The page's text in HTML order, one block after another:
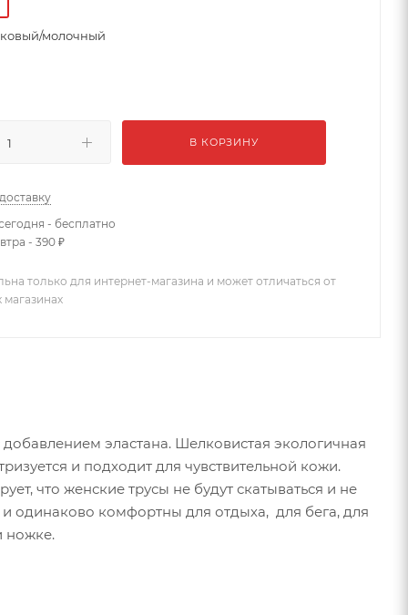
молочный
В КОРЗИНУ
- бесплатно
- 390 ₽
только для интернет-магазина и может отличаться от
магазинах
эластана. Шелковистая экологичная
и подходит для чувствительной кожи.
что женские трусы не будут скатываться и не
одинаково комфортны для отдыха, для бега, для
ножке.